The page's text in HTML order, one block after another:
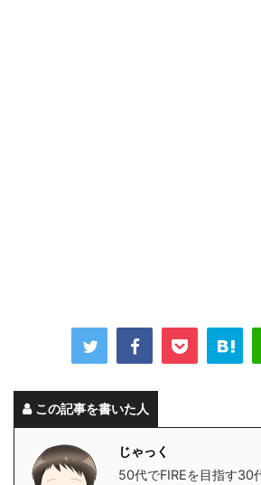
この記事を書いた人
じゃっく
50代でFIREを目指す30